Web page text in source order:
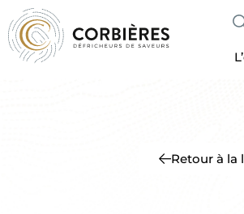
Retour à la